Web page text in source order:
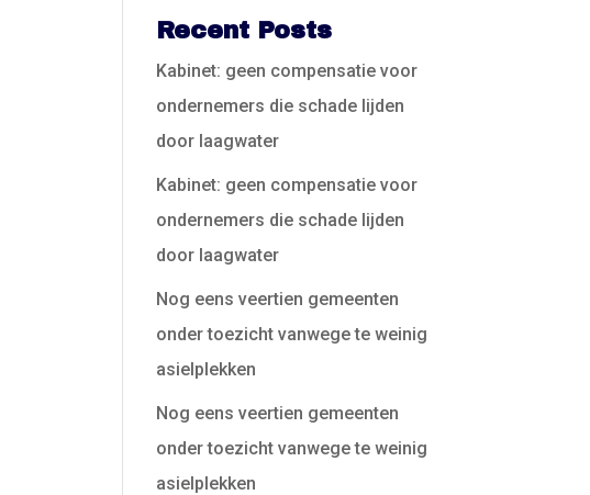
Recent Posts
Kabinet: geen compensatie voor
ondernemers die schade lijden
door laagwater
Kabinet: geen compensatie voor
ondernemers die schade lijden
door laagwater
Nog eens veertien gemeenten
onder toezicht vanwege te weinig
asielplekken
Nog eens veertien gemeenten
onder toezicht vanwege te weinig
asielplekken